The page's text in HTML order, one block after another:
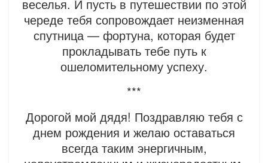
веселья. И пусть в путешествии по этой
череде тебя сопровождает неизменная
спутница — фортуна, которая будет
прокладывать тебе путь к
ошеломительному успеху.
***
Дорогой мой дядя! Поздравляю тебя с
днем рождения и желаю оставаться
всегда таким энергичным,